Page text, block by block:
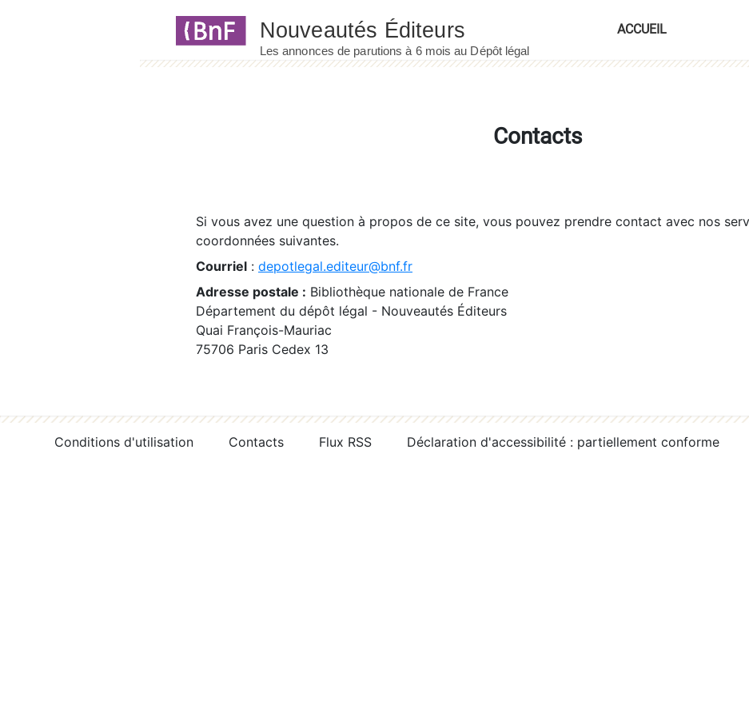
ACCUEIL
Contacts
Si vous avez une question à propos de ce site, vous pouvez prendre contact avec nos
coordonnées suivantes.
Courriel : depotlegal.editeur@bnf.fr
Adresse postale : Bibliothèque nationale de France
Département du dépôt légal - Nouveautés Éditeurs
Quai François-Mauriac
75706 Paris Cedex 13
Conditions d'utilisation Contacts Flux RSS Déclaration d'accessibilité : partiellement conforme